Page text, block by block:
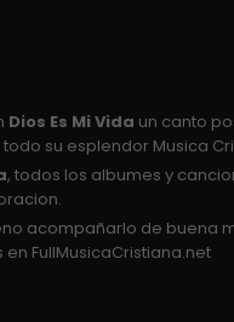
Dios Es Mi Vida un canto
su esplendor Musica
, todos los albumes y
acompañarlo de buena
FullMusicaCristiana.net